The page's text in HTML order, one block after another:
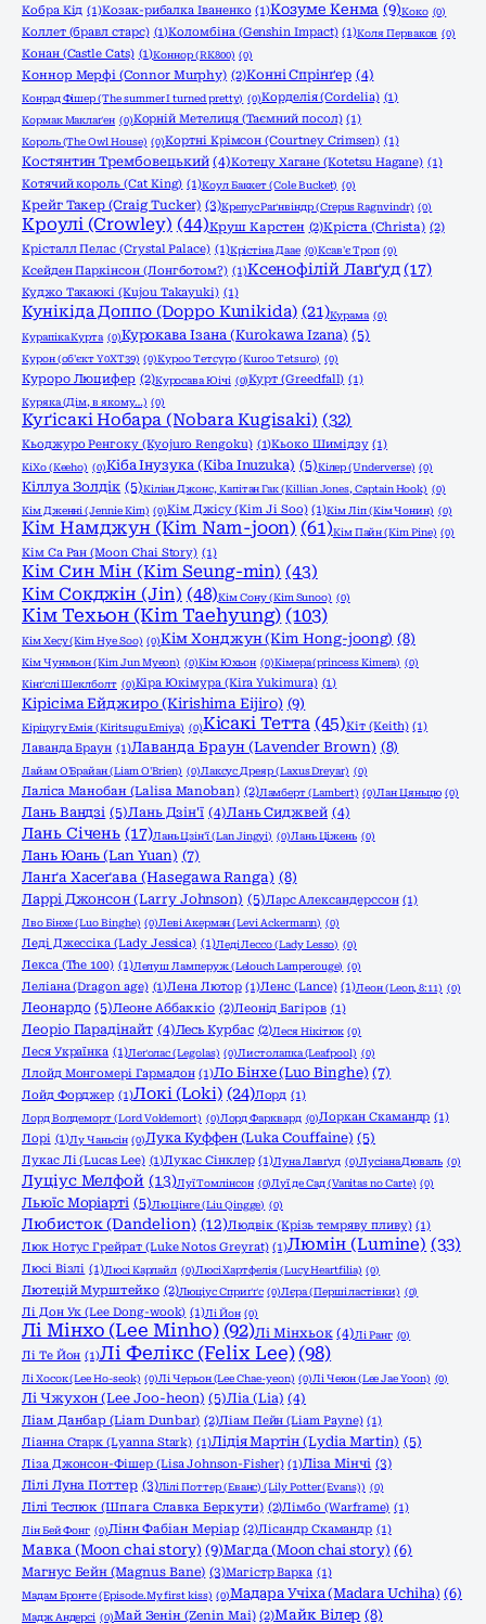
Кобра Кід (1)Козак-рибалка Іваненко (1)Козуме Кенма (9)Коко (0)
Коллет (бравл старс) (1)Коломбіна (Genshin Impact) (1)Коля Перваков (0)
Конан (Castle Cats) (1)Коннор (RK800) (0)
Коннор Мерфі (Connor Murphy) (2)Конні Спрінґер (4)
Конрад Фішер (The summer I turned pretty) (0)Корделія (Cordelia) (1)
Кормак Маклаґен (0)Корній Метелиця (Таємний посол) (1)
Король (The Owl House) (0)Кортні Крімсон (Courtney Crimsen) (1)
Костянтин Трембовецький (4)Котецу Хагане (Kotetsu Hagane) (1)
Котячий король (Cat King) (1)Коул Баккет (Cole Bucket) (0)
Крейг Такер (Craig Tucker) (3)Крепус Раґнвіндр (Crepus Ragnvindr) (0)
Кроулі (Crowley) (44)Круш Карстен (2)Кріста (Christa) (2)
Крісталл Пелас (Crystal Palace) (1)Крістіна Даае (0)Ксав'є Троп (0)
Ксейден Паркінсон (Лонгботом?) (1)Ксенофілій Лавґуд (17)
Куджо Такаюкі (Kujou Takayuki) (1)
Кунікіда Доппо (Doppo Kunikida) (21)Курама (0)
Курапіка Курта (0)Курокава Ізана (Kurokawa Izana) (5)
Курон (об'єкт Y0XT39) (0)Куроо Тетсуро (Kuroo Tetsuro) (0)
Куроро Люцифер (2)Куросава Юічі (0)Курт (Greedfall) (1)
Куряка (Дім, в якому…) (0)
Куґісакі Нобара (Nobara Kugisaki) (32)
Кьоджуро Ренгоку (Kyojuro Rengoku) (1)Кьоко Шимідзу (1)
КіХо (Keeho) (0)Кіба Інузука (Kiba Inuzuka) (5)Кілер (Underverse) (0)
Кіллуа Золдік (5)Кіліан Джонс, Капітан Гак (Killian Jones, Captain Hook) (0)
Кім Дженні (Jennie Kim) (0)Кім Джісу (Kim Ji Soo) (1)Кім Ліп (Кім Чонин) (0)
Кім Намджун (Kim Nam-joon) (61)Кім Пайн (Kim Pine) (0)
Кім Са Ран (Moon Chai Story) (1)
Кім Син Мін (Kim Seung-min) (43)
Кім Сокджін (Jin) (48)Кім Сону (Kim Sunoo) (0)
Кім Техьон (Kim Taehyung) (103)
Кім Хесу (Kim Hye Soo) (0)Кім Хонджун (Kim Hong-joong) (8)
Кім Чунмьон (Kim Jun Myeon) (0)Кім Юхьон (0)Кімера (princess Kimera) (0)
Кінґслі Шеклболт (0)Кіра Юкімура (Kira Yukimura) (1)
Кірісіма Ейджиро (Kirishima Eijiro) (9)
Кіріцугу Емія (Kiritsugu Emiya) (0)Кісакі Тетта (45)Кіт (Keith) (1)
Лаванда Браун (1)Лаванда Браун (Lavender Brown) (8)
Лайам О'Брайан (Liam O'Brien) (0)Лаксус Дреяр (Laxus Dreyar) (0)
Лаліса Манобан (Lalisa Manoban) (2)Ламберт (Lambert) (0)Лан Цяньцю (0)
Лань Вандзі (5)Лань Дзін'ї (4)Лань Сиджвей (4)
Лань Січень (17)Лань Цзін'ї (Lan Jingyi) (0)Лань Ціжень (0)
Лань Юань (Lan Yuan) (7)
Ланґа Хасеґава (Hasegawa Ranga) (8)
Ларрі Джонсон (Larry Johnson) (5)Ларс Александерссон (1)
Лво Бінхе (Luo Binghe) (0)Леві Акерман (Levi Ackermann) (0)
Леді Джессіка (Lady Jessica) (1)Леді Лессо (Lady Lesso) (0)
Лекса (The 100) (1)Лелуш Ламперуж (Lelouch Lamperouge) (0)
Леліана (Dragon age) (1)Лена Лютор (1)Ленс (Lance) (1)Леон (Leon, 8:11) (0)
Леонардо (5)Леоне Аббаккіо (2)Леонід Багіров (1)
Леоріо Парадінайт (4)Лесь Курбас (2)Леся Нікітюк (0)
Леся Українка (1)Леґолас (Legolas) (0)Листолапка (Leafpool) (0)
Ллойд Монгомері Гармадон (1)Ло Бінхе (Luo Binghe) (7)
Лойд Форджер (1)Локі (Loki) (24)Лорд (1)
Лорд Волдеморт (Lord Voldemort) (0)Лорд Фарквард (0)Лоркан Скамандр (1)
Лорі (1)Лу Чаньсін (0)Лука Куффен (Luka Couffaine) (5)
Лукас Лі (Lucas Lee) (1)Лукас Сінклер (1)Луна Лавґуд (0)Лусіана Дюваль (0)
Луціус Мелфой (13)Луї Томлінсон (0)Луї де Сад (Vanitas no Carte) (0)
Льюїс Моріарті (5)Лю Цінге (Liu Qingge) (0)
Любисток (Dandelion) (12)Людвік (Крізь темряву пливу) (1)
Люк Нотус Грейрат (Luke Notos Greyrat) (1)Люмін (Lumine) (33)
Люсі Візлі (1)Люсі Карлайл (0)Люсі Хартфелія (Lucy Heartfilia) (0)
Лютецій Мурштейко (2)Люціус Сприґґс (0)Лєра (Перші ластівки) (0)
Лі Дон Ук (Lee Dong-wook) (1)Лі Йон (0)
Лі Мінхо (Lee Minho) (92)Лі Мінхьок (4)Лі Ранг (0)
Лі Те Йон (1)Лі Фелікс (Felix Lee) (98)
Лі Хосок (Lee Ho-seok) (0)Лі Черьон (Lee Chae-yeon) (0)Лі Чеюн (Lee Jae Yoon) (0)
Лі Чжухон (Lee Joo-heon) (5)Ліа (Lia) (4)
Ліам Данбар (Liam Dunbar) (2)Ліам Пейн (Liam Payne) (1)
Ліанна Старк (Lyanna Stark) (1)Лідія Мартін (Lydia Martin) (5)
Ліза Джонсон-Фішер (Lisa Johnson-Fisher) (1)Ліза Мінчі (3)
Лілі Луна Поттер (3)Лілі Поттер (Еванс) (Lily Potter (Evans)) (0)
Лілі Теслюк (Шпага Славка Беркути) (2)Лімбо (Warframe) (1)
Лін Бей Фонг (0)Лінн Фабіан Меріар (2)Лісандр Скамандр (1)
Мавка (Moon chai story) (9)Магда (Moon chai story) (6)
Магнус Бейн (Magnus Bane) (3)Магістр Варка (1)
Мадам Бронте (Episode.My first kiss) (0)Мадара Учіха (Madara Uchiha) (6)
Мадж Андерсі (0)Май Зенін (Zenin Mai) (2)Майк Вілер (8)